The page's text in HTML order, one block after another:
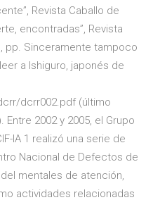
Revista Caballo de
encontradas”, Revista
pp. Sinceramente tampoco
a Ishiguro, japonés de
dcrr002.pdf (último
2002 y 2005, el Grupo
IA 1 realizó una serie de
Nacional de Defectos de
mentales de atención,
actividades relacionadas